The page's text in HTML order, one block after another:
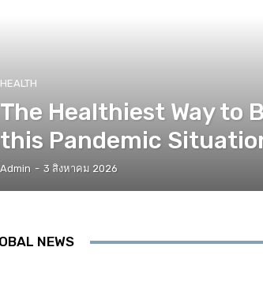
HEALTH
The Healthiest Way to
this Pandemic
Admin - 3 สิงหาคม 2026
NEWS